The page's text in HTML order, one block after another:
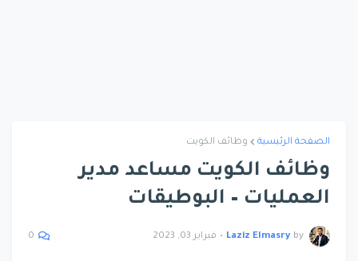
الصفحة الرئيسية وظائف الكويت
وظائف الكويت مساعد مدير
العمليات – البوطيقات
by
Laziz Elmasry
• فبراير 03, 2023 0